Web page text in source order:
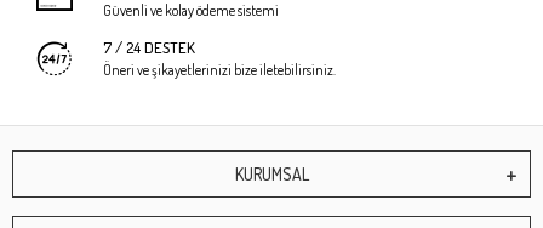
Güvenli ve kolay ödeme sistemi
7 / 24 DESTEK
Öneri ve şikayetlerinizi bize iletebilirsiniz.
KURUMSAL